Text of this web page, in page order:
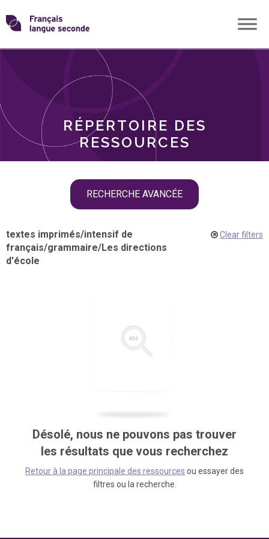
Skip
toTransformons
langue
RÉPERTOIRE DES
RESSOURCES
RECHERCHE AVANCÉE
THÈMES
textes imprimés/intensif de
français/grammaire/Les directions
d'école
Clear filters
Désolé, nous ne pouvons pas trouver
les résultats que vous recherchez
Retour à la page principale des ressources ou essayer des
filtres ou la recherche.